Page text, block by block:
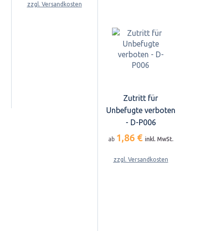
zzgl. Versandkosten
Zutritt für
Unbefugte verboten
- D-P006
ab 1,86 € inkl. MwSt.
zzgl. Versandkosten